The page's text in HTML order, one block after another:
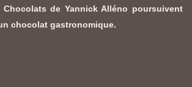
Chocolats de Yannick Alléno poursuivent
chocolat gastronomique.